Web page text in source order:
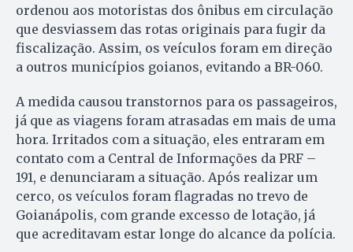
ordenou aos motoristas dos ônibus em circulação
que desviassem das rotas originais para fugir da
fiscalização. Assim, os veículos foram em direção
a outros municípios goianos, evitando a BR-060.
A medida causou transtornos para os passageiros,
já que as viagens foram atrasadas em mais de uma
hora. Irritados com a situação, eles entraram em
contato com a Central de Informações da PRF –
191, e denunciaram a situação. Após realizar um
cerco, os veículos foram flagradas no trevo de
Goianápolis, com grande excesso de lotação, já
que acreditavam estar longe do alcance da polícia.